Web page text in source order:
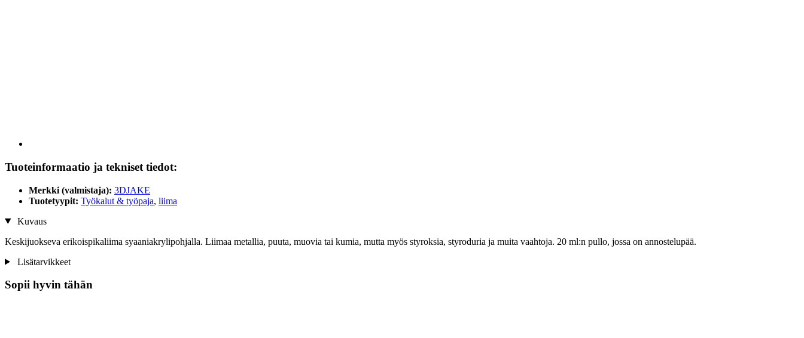
Tuoteinformaatio ja tekniset tiedot:
Merkki (valmistaja): 3DJAKE
Tuotetyypit: Työkalut & työpaja, liima
Kuvaus
Keskijuokseva erikoispikaliima syaaniakrylipohjalla. Liimaa metallia, puuta, muovia tai kumia, mutta myös styroksia, styroduria ja muita vaahtoja. 20 ml:n pullo, jossa on annostelupää.
Lisätarvikkeet
Sopii hyvin tähän